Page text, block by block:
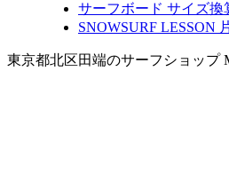
サーフボード サイズ換
SNOWSURF LESSON
東京都北区田端のサーフショップ